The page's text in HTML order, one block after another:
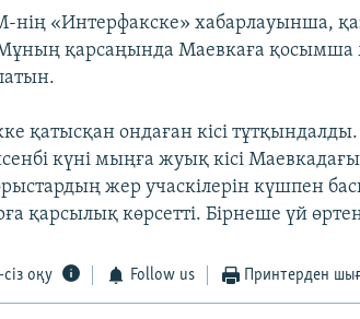
«Интерфакске» хабарлауынша,
қарсаңында Маевкаға
қатысқан ондаған кісі
күні мыңға жуық кісі Маевкадағы
жер учаскілерін күшпен
қарсылық көрсетті. Бірнеше үй
оқу Follow us Принтерден